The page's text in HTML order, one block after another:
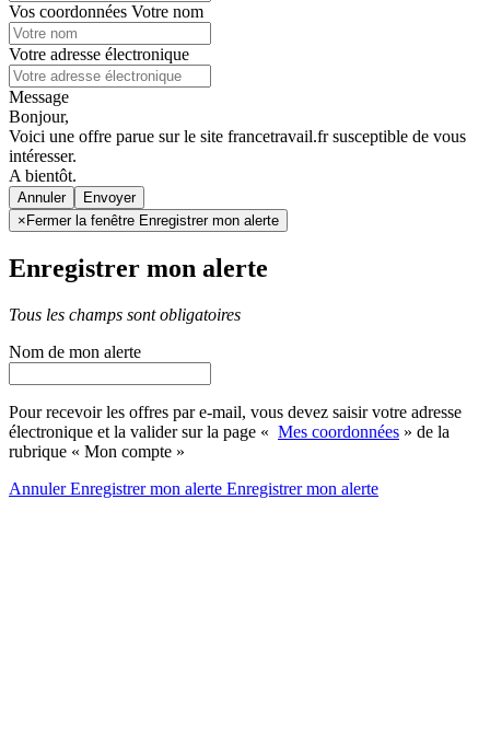
Vos coordonnées Votre nom
Votre adresse électronique
Message
Bonjour,
Voici une offre parue sur le site francetravail.fr susceptible de vous
intéresser.
A bientôt.
Annuler
× Fermer la fenêtre Enregistrer mon alerte
Enregistrer mon alerte
Tous les champs sont obligatoires
Nom de mon alerte
Pour recevoir les offres par e-mail, vous devez saisir votre adresse
électronique et la valider sur la page « Mes coordonnées » de la
rubrique « Mon compte »
AnnulerEnregistrer mon alerte Enregistrermon alerte